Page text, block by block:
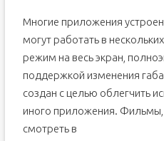
Многие приложения
могут работать в
режим на весь экран,
поддержкой изменения
создан с целью облегчить
иного приложения.
смотреть в